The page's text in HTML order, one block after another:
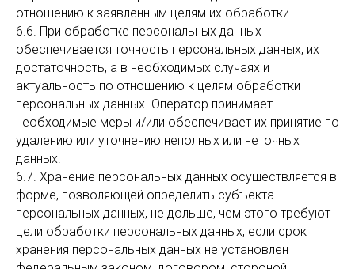
отношению к заявленным целям их обработки.
6.6. При обработке персональных данных
обеспечивается точность персональных данных, их
достаточность, а в необходимых случаях и
актуальность по отношению к целям обработки
персональных данных. Оператор принимает
необходимые меры и/или обеспечивает их принятие по
удалению или уточнению неполных или неточных
данных.
6.7. Хранение персональных данных осуществляется в
форме, позволяющей определить субъекта
персональных данных, не дольше, чем этого требуют
цели обработки персональных данных, если срок
хранения персональных данных не установлен